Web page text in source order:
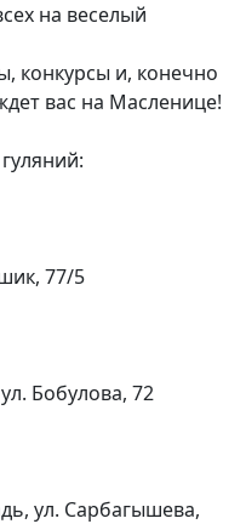
на веселый
конкурсы и, конечно
вас на Масленице!
77/5
Бобулова, 72
ул. Сарбагышева,